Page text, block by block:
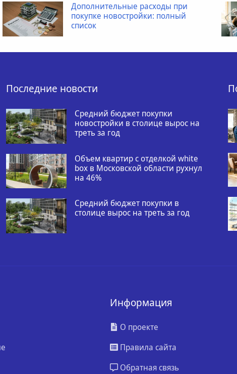
Дополнительные расходы при
покупке новостройки: полный
список
Последние новости
Средний бюджет покупки
новостройки в столице вырос на
треть за год
Объем квартир с отделкой white
box в Московской области рухнул
на 46%
Средний бюджет покупки в
столице вырос на треть за год
Информация
О проекте
Правила сайта
Обратная связь